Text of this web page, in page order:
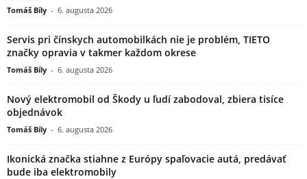
Tomáš Bíly - 6. augusta 2026
Servis pri čínskych automobilkách nie je problém, TIETO
značky opravia v takmer každom okrese
Tomáš Bíly - 6. augusta 2026
Nový elektromobil od Škody u ľudí zabodoval, zbiera tisíce
objednávok
Tomáš Bíly - 6. augusta 2026
Ikonická značka stiahne z Európy spaľovacie autá, predávať
bude iba elektromobily